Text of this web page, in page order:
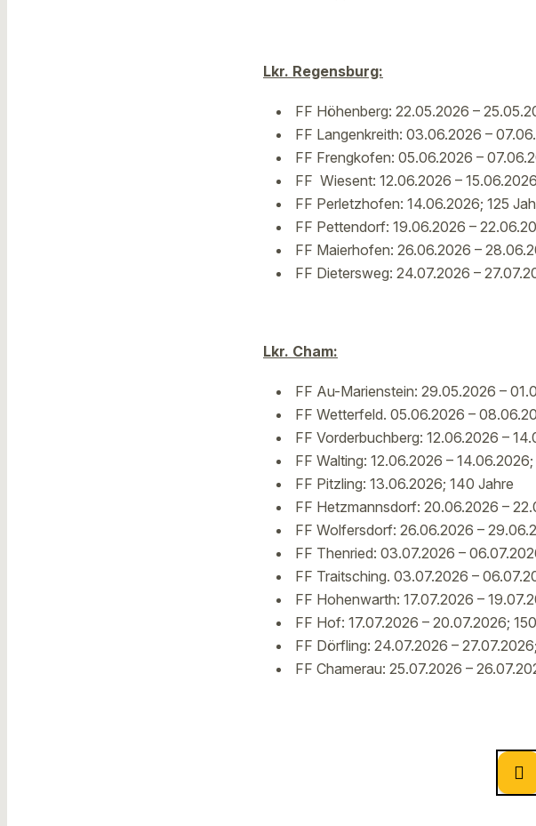
Lkr. Regensburg:
FF Höhenberg: 22.05.2026 –
FF Langenkreith: 03.06.2026 –
FF Frengkofen: 05.06.2026 –
FF Wiesent: 12.06.2026 –
FF Perletzhofen: 14.06.2026; 125
FF Pettendorf: 19.06.2026 –
FF Maierhofen: 26.06.2026 –
FF Dietersweg: 24.07.2026 –
Lkr. Cham:
FF Au-Marienstein: 29.05.2026 –
FF Wetterfeld. 05.06.2026 –
FF Vorderbuchberg: 12.06.2026 –
FF Walting: 12.06.2026 –
FF Pitzling: 13.06.2026; 140 Jahre
FF Hetzmannsdorf: 20.06.2026 –
FF Wolfersdorf: 26.06.2026 –
FF Thenried: 03.07.2026 –
FF Traitsching. 03.07.2026 –
FF Hohenwarth: 17.07.2026 –
FF Hof: 17.07.2026 – 20.07.2026;
FF Dörfling: 24.07.2026 –
FF Chamerau: 25.07.2026 –